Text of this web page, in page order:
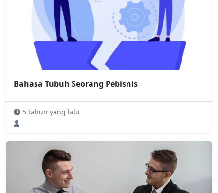
Bahasa Tubuh Seorang Pebisnis
5 tahun yang lalu
-